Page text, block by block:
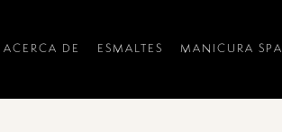
ACERCA DE ESMALTES MANICURA SPA